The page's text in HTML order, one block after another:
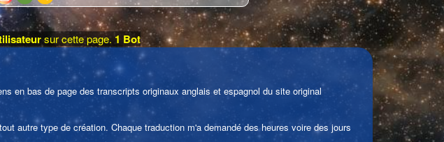
sur cette page.1 Bot
en bas de page des transcripts originaux anglais et espagnol du site original
autre type de création. Chaque traduction m'a demandé des heures voire des jours